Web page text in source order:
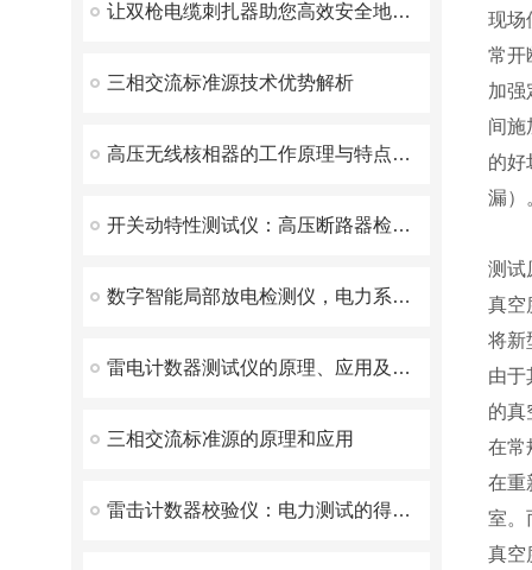
让双枪电缆刺扎器助您高效安全地施工
三相交流标准源技术优势解析
高压无线核相器的工作原理与特点解析
开关动特性测试仪：高压断路器检测的得力助手
数字智能局部放电检测仪，电力系统的绝缘状态守护者
雷电计数器测试仪的原理、应用及注意事项
三相交流标准源的原理和应用
雷击计数器校验仪：电力测试的得力助手
现场
常开
加强
间施
的好
漏）
测试
真空
将新
由于
的真
在常
在重
室。
真空